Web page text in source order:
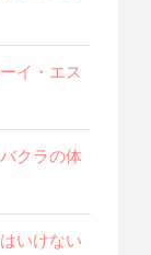
イ・エス
クラの体
いけない